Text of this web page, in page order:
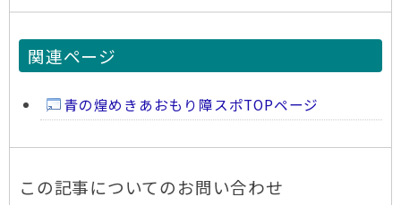
関連ページ
青の煌めきあおもり障スポTOPページ
この記事についてのお問い合わせ